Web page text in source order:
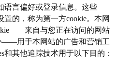
语言偏好或登录信息。这些
置的，称为第一方cookie。本网
来自与您正在访问的网站
用于本网站的广告和营销工
和其他追踪技术用于以下目的：